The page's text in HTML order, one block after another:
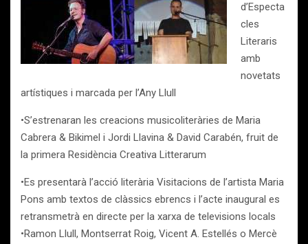
d’Especta
cles
Literaris
amb
novetats
artístiques i marcada per l’Any Llull
•S’estrenaran les creacions musicoliteràries de Maria
Cabrera & Bikimel i Jordi Llavina & David Carabén, fruit de
la primera Residència Creativa Litterarum
•Es presentarà l’acció literària Visitacions de l’artista Maria
Pons amb textos de clàssics ebrencs i l’acte inaugural es
retransmetrà en directe per la xarxa de televisions locals
•Ramon Llull, Montserrat Roig, Vicent A. Estellés o Mercè